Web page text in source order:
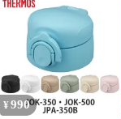
ｯｸ 未使用 送料無料
¥ 990